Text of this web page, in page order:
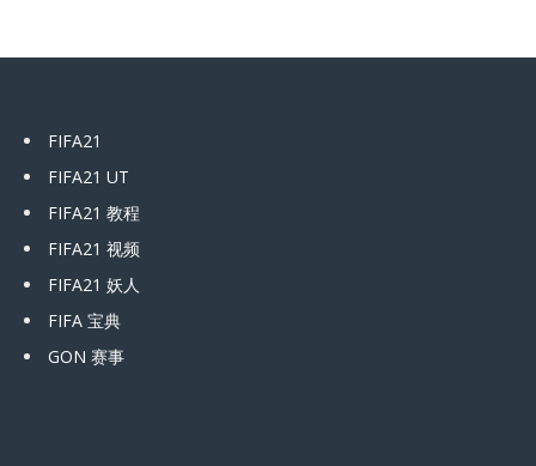
FIFA21
FIFA21 UT
FIFA21 教程
FIFA21 视频
FIFA21 妖人
FIFA 宝典
GON 赛事